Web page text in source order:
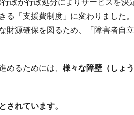
政が行政処分によりサービスを決
る「支援費制度」に変わりました。
財源確保を図るため、「障害者自
めるためには、 様々な障壁（しょ
されています。